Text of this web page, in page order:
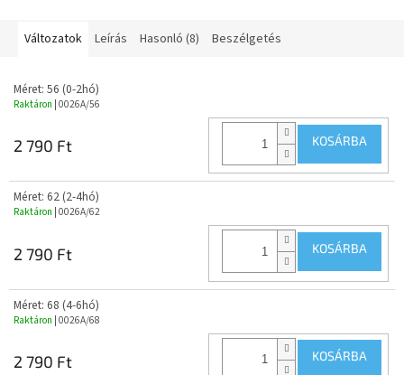
Változatok Leírás Hasonló (8) Beszélgetés
Méret: 56 (0-2hó)
Raktáron | 0026A/56
2 790 Ft KOSÁRBA
Méret: 62 (2-4hó)
Raktáron | 0026A/62
2 790 Ft KOSÁRBA
Méret: 68 (4-6hó)
Raktáron | 0026A/68
2 790 Ft KOSÁRBA